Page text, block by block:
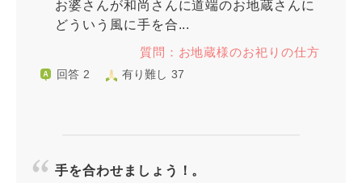
お婆さんが和尚さんに道端のお地蔵さんに
どういう風に手を合...
質問：お地蔵様のお祀りの仕方
回答 2 有り難し 37
手を合わせましょう！。